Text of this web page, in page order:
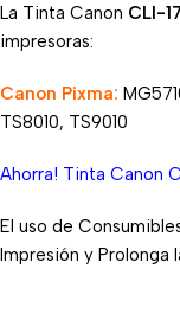
La Tinta Canon CLI-
impresoras:
Canon Pixma:
TS8010, TS9010
Ahorra! Tinta Canon
El uso de
Impresión y Prolonga